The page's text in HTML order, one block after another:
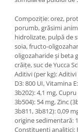
Compoziţie: orez,
porumb, grăsimi
hidrolizate, pulpă de
soia, fructo-
oligozaharide şi beta
crăiţe, suc de Yucca
Aditivi (per kg):
D3: 800 UI, Vitamina
3b202): 4,1 mg,
3b504): 54 mg, Zinc
3b811, 3b812): 0,09
origine sedimentară:
Constituenţi analitici: